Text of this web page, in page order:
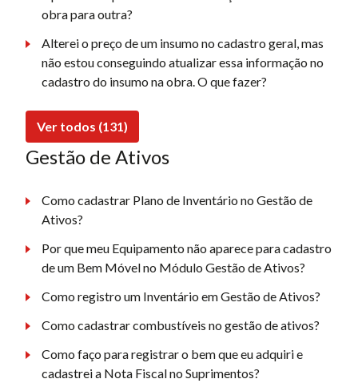
obra para outra?
Alterei o preço de um insumo no cadastro geral, mas
não estou conseguindo atualizar essa informação no
cadastro do insumo na obra. O que fazer?
Ver todos (131)
Gestão de Ativos
Como cadastrar Plano de Inventário no Gestão de
Ativos?
Por que meu Equipamento não aparece para cadastro
de um Bem Móvel no Módulo Gestão de Ativos?
Como registro um Inventário em Gestão de Ativos?
Como cadastrar combustíveis no gestão de ativos?
Como faço para registrar o bem que eu adquiri e
cadastrei a Nota Fiscal no Suprimentos?